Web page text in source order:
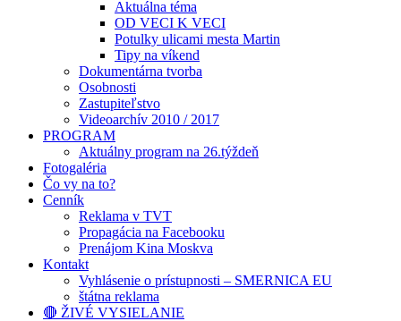
Aktuálna téma
OD VECI K VECI
Potulky ulicami mesta Martin
Tipy na víkend
Dokumentárna tvorba
Osobnosti
Zastupiteľstvo
Videoarchív 2010 / 2017
PROGRAM
Aktuálny program na 26.týždeň
Fotogaléria
Čo vy na to?
Cenník
Reklama v TVT
Propagácia na Facebooku
Prenájom Kina Moskva
Kontakt
Vyhlásenie o prístupnosti – SMERNICA EU
štátna reklama
🔴 ŽIVÉ VYSIELANIE